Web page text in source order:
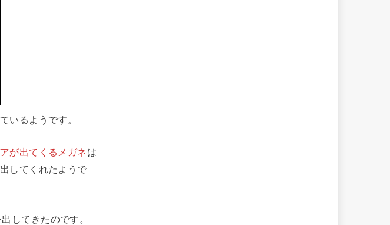
いるようです。
が出てくるメガネは
してくれたようで
してきたのです。